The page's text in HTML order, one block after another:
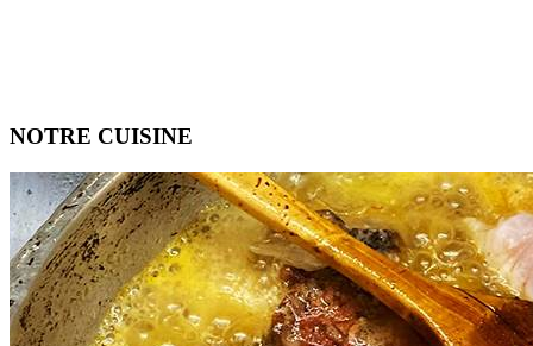
NOTRE CUISINE